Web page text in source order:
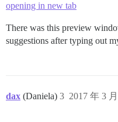
opening in new tab
There was this preview
suggestions after typing out
dax (Daniela) 2017 年 3
3